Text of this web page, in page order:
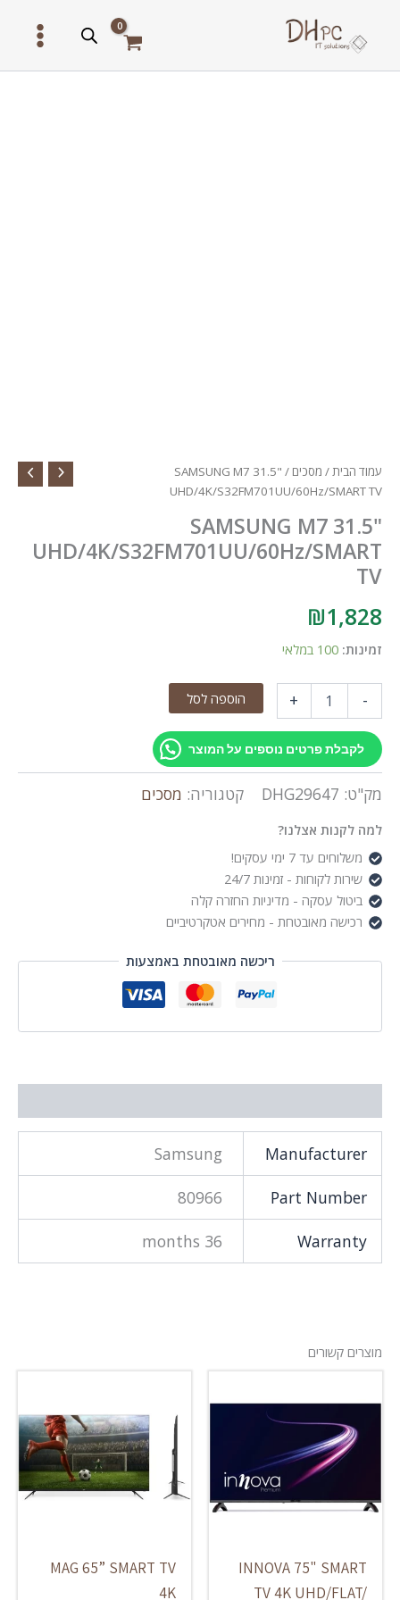
עמוד הבית/ מסכים
/ SAMSUNG M7 31.5"
UHD/4K/S32FM701UU/60Hz/SMART TV
SAMSUNG M7 31.5"
UHD/4K/S32FM701UU/60Hz/SMART
TV
₪1,828
זמינות: 100 במלאי
-
M7
31.5"
TV
+ הוספה לסל
לקבלת פרטים נוספים על המוצר
מק"ט: DHG29647 קטגוריה: מסכים
למה לקנות אצלנו?
משלוחים עד 7 ימי עסקים!
שירות לקוחות - זמינות 24/7
ביטול עסקה - מדיניות החזרה קלה
רכישה מאובטחת - מחירים אטקרטיביים
ריכשה מאובטחת באמצעות
Manufacturer
Samsung
Part Number
80966
Warranty
36 months
מוצרים קשורים
INNOVA 75" SMART
TV 4K UHD/FLAT/
MAG 65” SMART TV
4K